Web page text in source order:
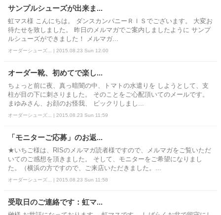
サンプルシューズが出来ま...
虹マス様 こんにちは。 ダンスカンパニーＲＩＳでございます。 大変お
待たせを致しました。 昨日のメルマガでご案内しましたように サンプ
ルシューズができました！ メルマガ...
オーダーシューズ... | 2015.08.23 Sun 12:00
オーダー靴、初めてで楽し...
ちょっと前に夜、真っ暗闇の中、トマトの水遣りを しようとして、支
柱が目の下に刺さりました。 そのことをご心配頂いてのメールです。
まゆみさん、お顔のお怪我、 ビックリしまし...
オーダーシューズ... | 2015.08.23 Sun 11:59
「モニターご応募」のお返...
★いちご様は、RISのメルマガ読者様ですので、メルマガをご覧いただ
いてのご感想を頂きました。 そして、モニターをご希望になりまし
た。（横浜の方ですので、ご来店いただきました。...
オーダーシューズ... | 2015.08.23 Sun 11:58
受取日のご連絡です：虹マ...